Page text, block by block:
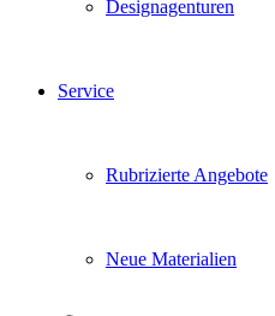
Designagenturen
Service
Rubrizierte Angebote
Neue Materialien